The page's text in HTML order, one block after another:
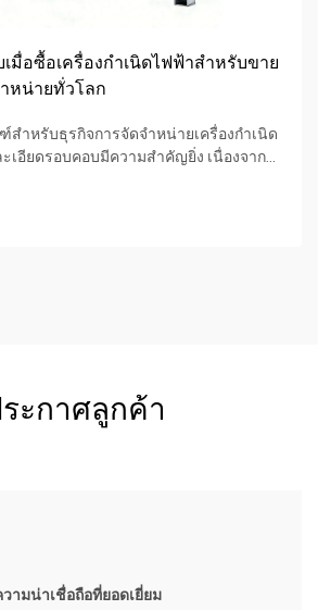
มื่อซื้อเครื่องกำเนิดไฟฟ้าสำหรับขาย
หน่ายทั่วโลก
สำหรับธุรกิจการจัดจำหน่ายเครื่องกำเนิด
เอียดรอบคอบมีความสำคัญยิ่ง เนื่องจาก
ะกาศลูกค้า
ามน่าเชื่อถือที่ยอดเยี่ยม